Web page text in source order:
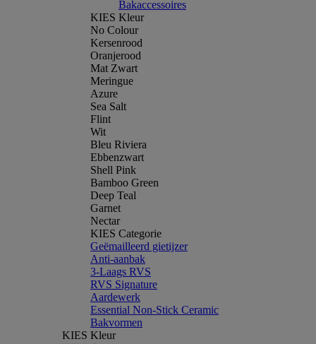
Bakaccessoires
KIES Kleur
No Colour
Kersenrood
Oranjerood
Mat Zwart
Meringue
Azure
Sea Salt
Flint
Wit
Bleu Riviera
Ebbenzwart
Shell Pink
Bamboo Green
Deep Teal
Garnet
Nectar
KIES Categorie
Geëmailleerd gietijzer
Anti-aanbak
3-Laags RVS
RVS Signature
Aardewerk
Essential Non-Stick Ceramic
Bakvormen
KIES Kleur